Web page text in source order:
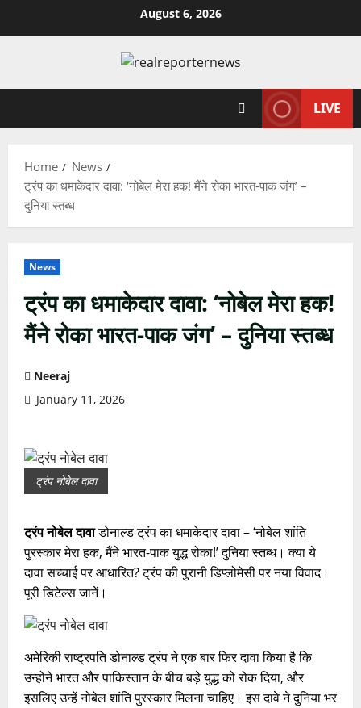
August 6, 2026
LIVE
Home
News
ट्रंप का धमाकेदार दावा: ‘नोबेल मेरा हक! मैंने रोका भारत-पाक जंग’ –
दुनिया स्तब्ध
News
ट्रंप का धमाकेदार दावा: ‘नोबेल मेरा हक!
मैंने रोका भारत-पाक जंग’ – दुनिया स्तब्ध
Neeraj
January 11, 2026
ट्रंप नोबेल दावा
ट्रंप नोबेल दावाडोनाल्ड ट्रंप का धमाकेदार दावा – ‘नोबेल शांति
पुरस्कार मेरा हक, मैंने भारत-पाक युद्ध रोका!’ दुनिया स्तब्ध। क्या ये
दावा सच्चाई पर आधारित? ट्रंप की पुरानी डिप्लोमेसी पर नया विवाद।
पूरी डिटेल्स जानें।
अमेरिकी राष्ट्रपति डोनाल्ड ट्रंप ने एक बार फिर दावा किया है कि
उन्होंने भारत और पाकिस्तान के बीच बड़े युद्ध को रोक दिया, और
इसलिए उन्हें नोबेल शांति पुरस्कार मिलना चाहिए। इस दावे ने दुनिया भर